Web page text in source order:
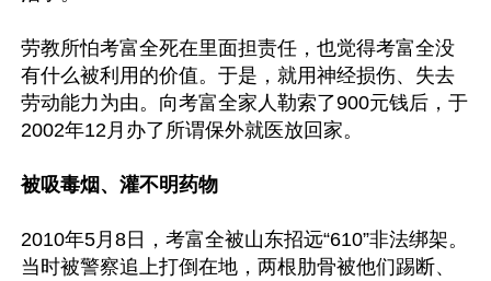
劳教所怕考富全死在里面担责任，也觉得考富全没
有什么被利用的价值。于是，就用神经损伤、失去
劳动能力为由。向考富全家人勒索了900元钱后，于
2002年12月办了所谓保外就医放回家。
被吸毒烟、灌不明药物
2010年5月8日，考富全被山东招远“610”非法绑架。
当时被警察追上打倒在地，两根肋骨被他们踢断、